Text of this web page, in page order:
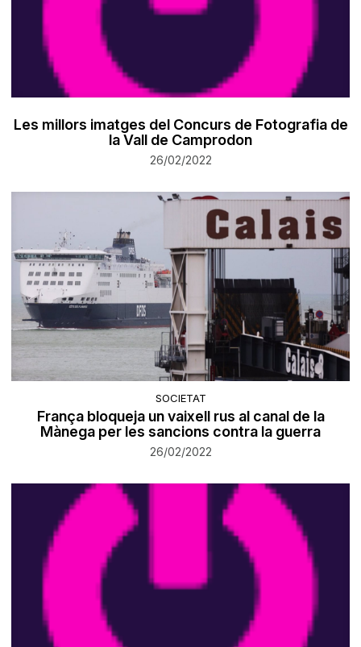
Les millors imatges del Concurs de Fotografia de
la Vall de Camprodon
26/02/2022
SOCIETAT
França bloqueja un vaixell rus al canal de la
Mànega per les sancions contra la guerra
26/02/2022